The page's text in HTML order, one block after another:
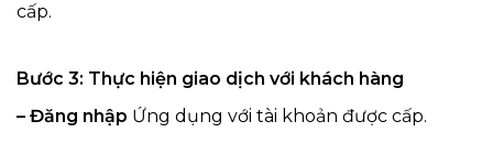
cấp.
Bước 3: Thực hiện giao dịch với khách hàng
– Đăng nhập Ứng dụng với tài khoản được cấp.